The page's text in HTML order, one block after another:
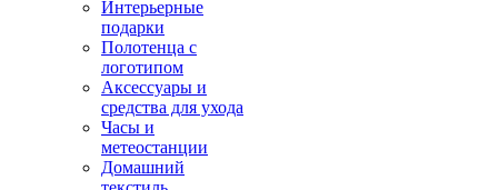
Интерьерные
подарки
Полотенца с
логотипом
Аксессуары и
средства для ухода
Часы и
метеостанции
Домашний